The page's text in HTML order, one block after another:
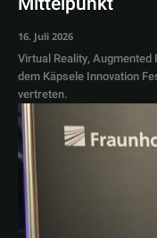
16. Juli 2026
Virtual Reality,
dem Käpsele Innovation
vertreten.